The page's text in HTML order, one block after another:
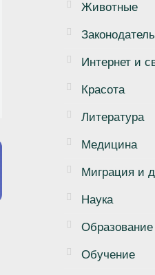
Животные
Интернет и
Красота
Литература
Медицина
Миграция и
Наука
Образование
Обучение